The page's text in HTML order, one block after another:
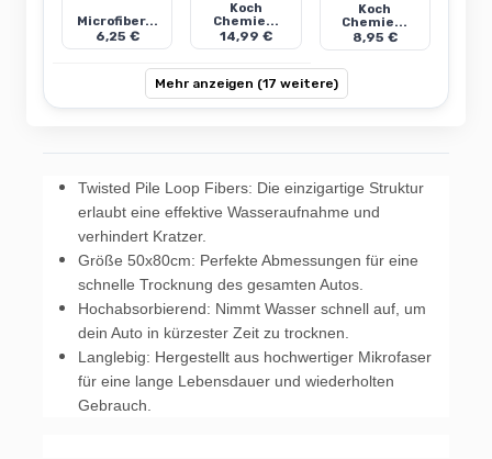
Microfiber...
6,25 €
Koch
Chemie...
14,99 €
Koch
Chemie...
8,95 €
Mehr anzeigen (17 weitere)
Twisted Pile Loop Fibers: Die einzigartige Struktur
erlaubt eine effektive Wasseraufnahme und
verhindert Kratzer.
Größe 50x80cm: Perfekte Abmessungen für eine
schnelle Trocknung des gesamten Autos.
Hochabsorbierend: Nimmt Wasser schnell auf, um
dein Auto in kürzester Zeit zu trocknen.
Langlebig: Hergestellt aus hochwertiger Mikrofaser
für eine lange Lebensdauer und wiederholten
Gebrauch.